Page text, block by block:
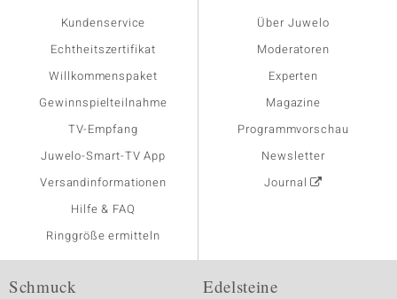
Kundenservice
Echtheitszertifikat
Willkommenspaket
Gewinnspielteilnahme
TV-Empfang
Juwelo-Smart-TV App
Versandinformationen
Hilfe & FAQ
Ringgröße ermitteln
Über Juwelo
Moderatoren
Experten
Magazine
Programmvorschau
Newsletter
Journal
Schmuck Edelsteine